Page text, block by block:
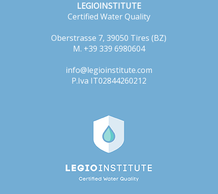
LEGIOINSTITUTE
Certified Water Quality
Oberstrasse 7, 39050 Tires (BZ)
M. +39 339 6980604
info@legioinstitute.com
P.Iva IT02844260212